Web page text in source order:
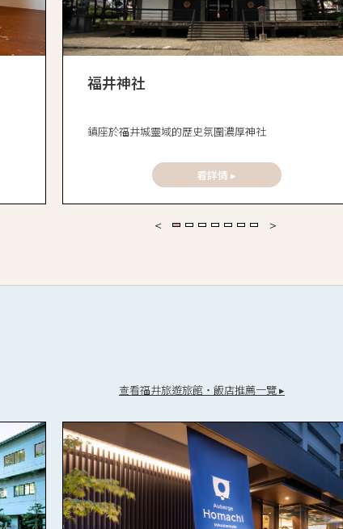
福井神社
鎮座於福井城靈域的歷史氛圍濃厚神社
看詳情 ▸
查看福井旅遊旅館・飯店推薦一覽 ▸